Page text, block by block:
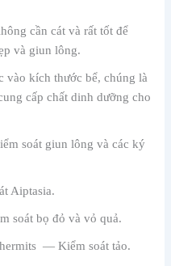
cần cát và rất tốt để
và giun lông.
kích thước bể, chúng là
cấp chất dinh dưỡng cho
soát giun lông và các ký
Aiptasia.
soát bọ đỏ và vỏ quả.
— Kiểm soát tảo.